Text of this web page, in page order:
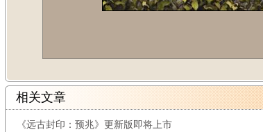
相关文章
《远古封印：预兆》更新版即将上市